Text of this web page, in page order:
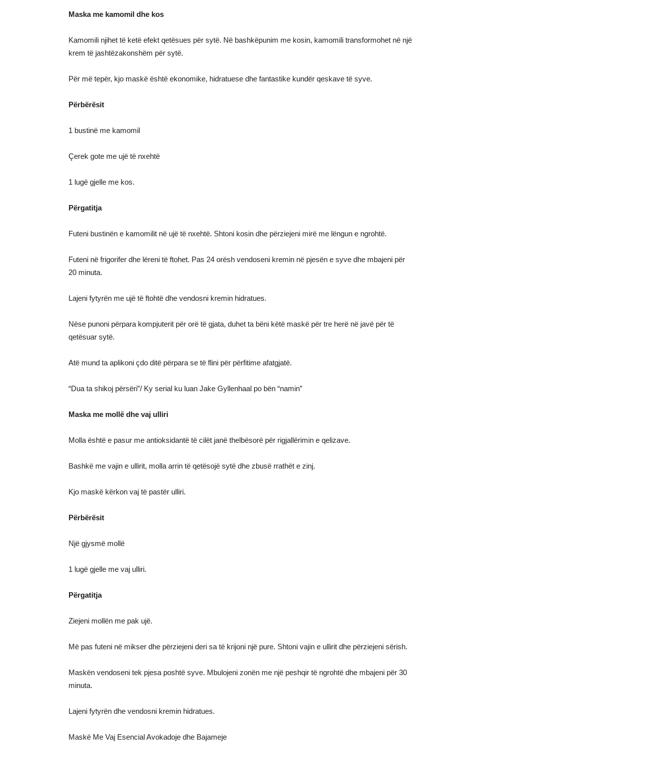
Maska me kamomil dhe kos
Kamomili njihet të ketë efekt qetësues për sytë. Në bashkëpunim me kosin, kamomili transformohet në një
krem të jashtëzakonshëm për sytë.
Për më tepër, kjo maskë është ekonomike, hidratuese dhe fantastike kundër qeskave të syve.
Përbërësit
1 bustinë me kamomil
Çerek gote me ujë të nxehtë
1 lugë gjelle me kos.
Përgatitja
Futeni bustinën e kamomilit në ujë të nxehtë. Shtoni kosin dhe përziejeni mirë me lëngun e ngrohtë.
Futeni në frigorifer dhe lëreni të ftohet. Pas 24 orësh vendoseni kremin në pjesën e syve dhe mbajeni për
20 minuta.
Lajeni fytyrën me ujë të ftohtë dhe vendosni kremin hidratues.
Nëse punoni përpara kompjuterit për orë të gjata, duhet ta bëni këtë maskë për tre herë në javë për të
qetësuar sytë.
Atë mund ta aplikoni çdo ditë përpara se të flini për përfitime afatgjatë.
“Dua ta shikoj përsëri”/ Ky serial ku luan Jake Gyllenhaal po bën “namin”
Maska me mollë dhe vaj ulliri
Molla është e pasur me antioksidantë të cilët janë thelbësorë për rigjallërimin e qelizave.
Bashkë me vajin e ullirit, molla arrin të qetësojë sytë dhe zbusë rrathët e zinj.
Kjo maskë kërkon vaj të pastër ulliri.
Përbërësit
Një gjysmë mollë
1 lugë gjelle me vaj ulliri.
Përgatitja
Ziejeni mollën me pak ujë.
Më pas futeni në mikser dhe përziejeni deri sa të krijoni një pure. Shtoni vajin e ullirit dhe përziejeni sërish.
Maskën vendoseni tek pjesa poshtë syve. Mbulojeni zonën me një peshqir të ngrohtë dhe mbajeni për 30
minuta.
Lajeni fytyrën dhe vendosni kremin hidratues.
Maskë Me Vaj Esencial Avokadoje dhe Bajameje